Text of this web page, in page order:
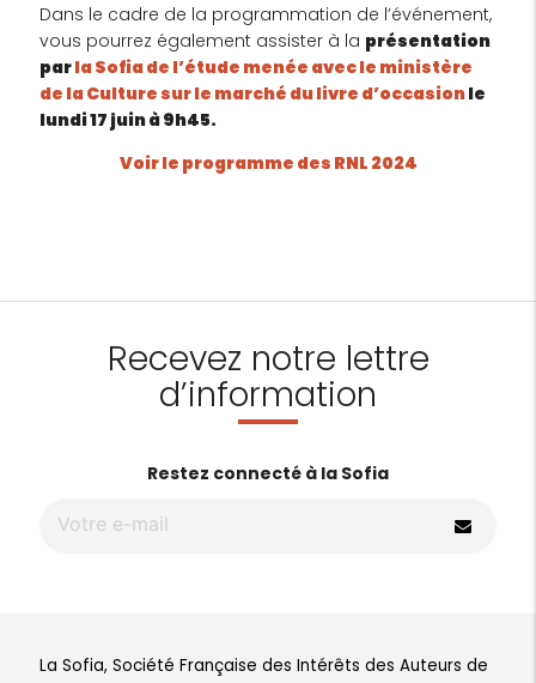
Dans le cadre de la programmation de l’événement,
vous pourrez également assister à la présentation
parla Sofia de l’étude menée avec le ministère
de la Culture sur le marché du livre d’occasionle
lundi 17 juin à 9h45.
Voir le programme des RNL 2024
Recevez notre lettre
d’information
Restez connecté à la Sofia
La Sofia, Société Française des Intérêts des Auteurs de